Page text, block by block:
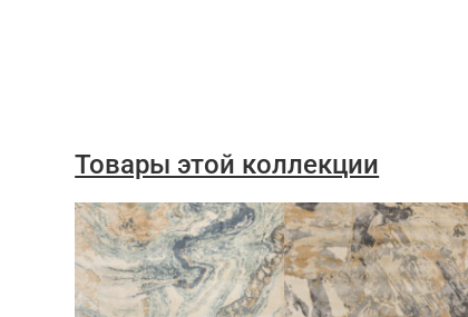
Товары этой коллекции